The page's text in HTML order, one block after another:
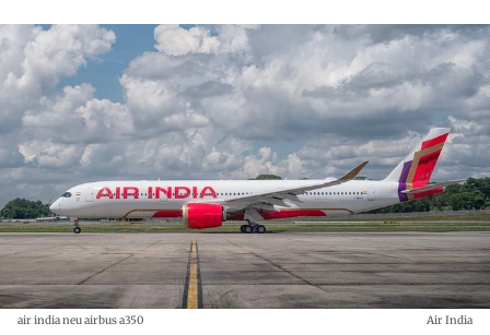
air india neu airbus a350
Air India